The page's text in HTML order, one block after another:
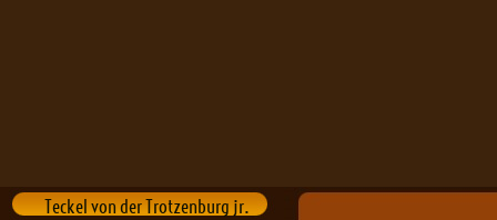
Teckel von der Trotzenburg jr.